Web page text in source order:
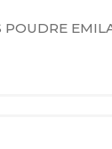
POUDRE